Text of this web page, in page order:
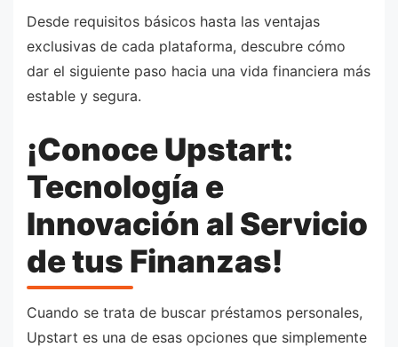
Desde requisitos básicos hasta las ventajas
exclusivas de cada plataforma, descubre cómo
dar el siguiente paso hacia una vida financiera más
estable y segura.
¡Conoce Upstart:
Tecnología e
Innovación al Servicio
de tus Finanzas!
Cuando se trata de buscar préstamos personales,
Upstart es una de esas opciones que simplemente